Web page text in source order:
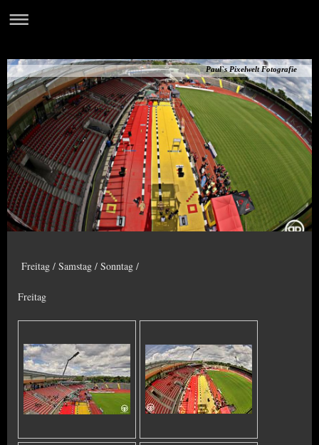
Paul`s Pixelwelt Fotografie
Freitag / Samstag / Sonntag /
Freitag